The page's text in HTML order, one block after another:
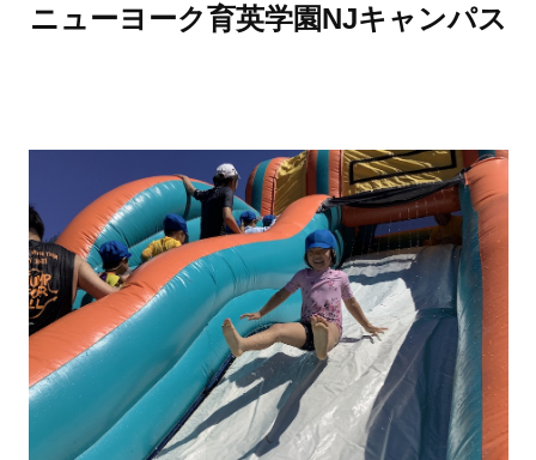
ニューヨーク育英学園NJキャンパス